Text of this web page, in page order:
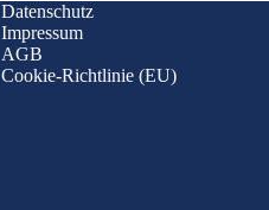
Datenschutz
Impressum
AGB
Cookie-Richtlinie (EU)